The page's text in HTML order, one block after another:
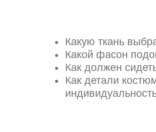
Какую ткань
Какой фасон
Как должен
Как детали